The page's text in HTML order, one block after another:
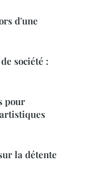
d'une
société :
pour
la détente